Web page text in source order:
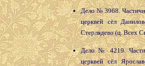
Дело № 3968.
церквей сёл
Стерлядево (ц. Всех
Дело № 4219.
церквей сёл